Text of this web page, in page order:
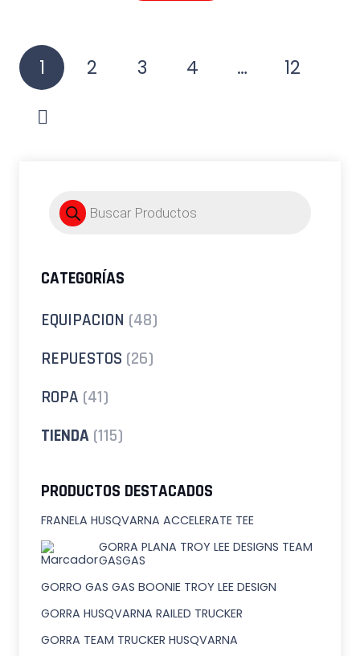
Paginación
de
entradas
1 2 3 4 … 12
Búsqueda
de
productos
CATEGORÍAS
EQUIPACION (48)
REPUESTOS (26)
ROPA (41)
TIENDA (115)
PRODUCTOS DESTACADOS
FRANELA HUSQVARNA ACCELERATE TEE
GORRA PLANA TROY LEE DESIGNS TEAM
GASGAS
GORRO GAS GAS BOONIE TROY LEE DESIGN
GORRA HUSQVARNA RAILED TRUCKER
GORRA TEAM TRUCKER HUSQVARNA